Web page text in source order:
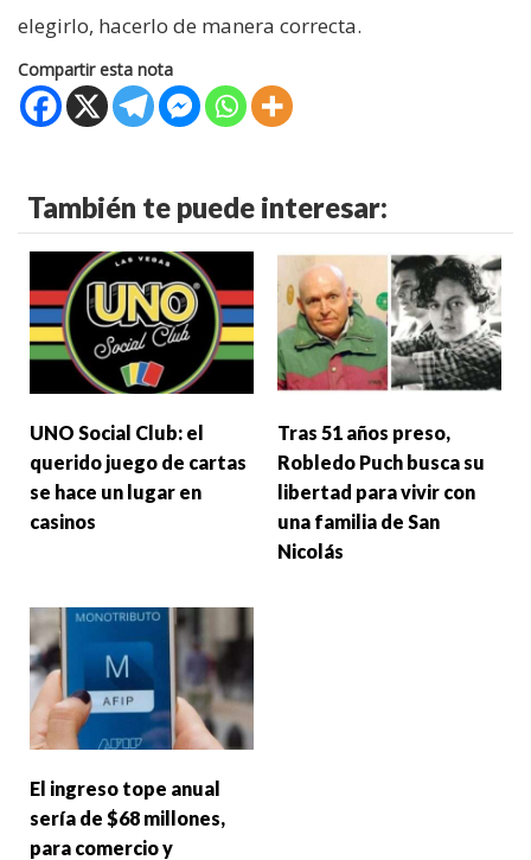
elegirlo, hacerlo de manera correcta.
Compartir esta nota
También te puede interesar:
UNO Social Club: el
querido juego de cartas
se hace un lugar en
casinos
Tras 51 años preso,
Robledo Puch busca su
libertad para vivir con
una familia de San
Nicolás
El ingreso tope anual
sería de $68 millones,
para comercio y